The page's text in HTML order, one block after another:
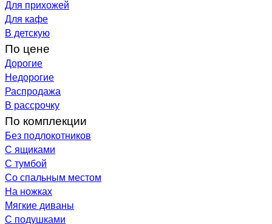
Для прихожей
Для кафе
В детскую
По цене
Дорогие
Недорогие
Распродажа
В рассрочку
По комплекции
Без подлокотников
С ящиками
С тумбой
Со спальным местом
На ножках
Мягкие диваны
С подушками